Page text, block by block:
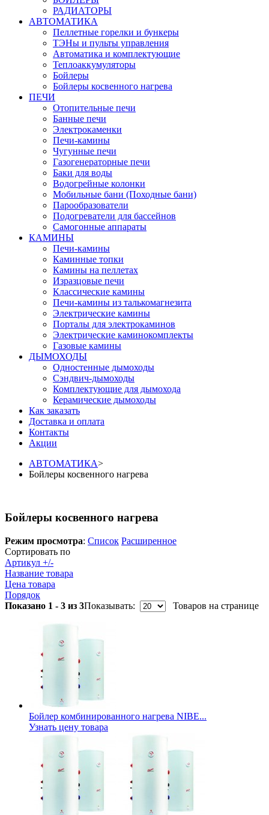
РАДИАТОРЫ
АВТОМАТИКА
Пеллетные горелки и бункеры
ТЭНы и пульты управления
Автоматика и комплектующие
Теплоаккумуляторы
Бойлеры
Бойлеры косвенного нагрева
ПЕЧИ
Отопительные печи
Банные печи
Электрокаменки
Печи-камины
Чугунные печи
Газогенераторные печи
Баки для воды
Водогрейные колонки
Мобильные бани (Походные бани)
Парообразователи
Подогреватели для бассейнов
Самогонные аппараты
КАМИНЫ
Печи-камины
Каминные топки
Камины на пеллетах
Изразцовые печи
Классические камины
Печи-камины из талькомагнезита
Электрические камины
Порталы для электрокаминов
Электрические каминокомплекты
Газовые камины
ДЫМОХОДЫ
Одностенные дымоходы
Сэндвич-дымоходы
Комплектующие для дымохода
Керамические дымоходы
Как заказать
Доставка и оплата
Контакты
Акции
АВТОМАТИКА>
Бойлеры косвенного нагрева
Бойлеры косвенного нагрева
Режим просмотра: Список Расширенное
Сортировать по
Артикул +/-
Название товара
Цена товара
Порядок
Показано 1 - 3 из 3Показывать: Товаров на странице
Бойлер комбинированного нагрева NIBE...
Узнать цену товара